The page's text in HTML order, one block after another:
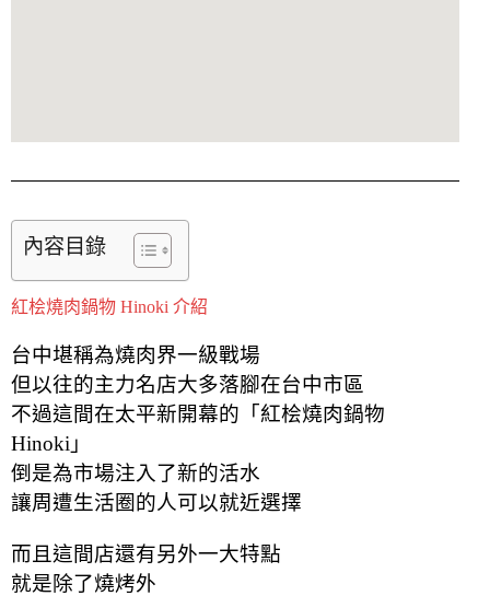
內容目錄
紅桧燒肉鍋物 Hinoki 介紹
台中堪稱為燒肉界一級戰場
但以往的主力名店大多落腳在台中市區
不過這間在太平新開幕的「紅桧燒肉鍋物
Hinoki」
倒是為市場注入了新的活水
讓周遭生活圈的人可以就近選擇
而且這間店還有另外一大特點
就是除了燒烤外